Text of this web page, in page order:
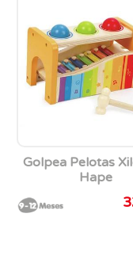
Golpea Pelotas
Hape